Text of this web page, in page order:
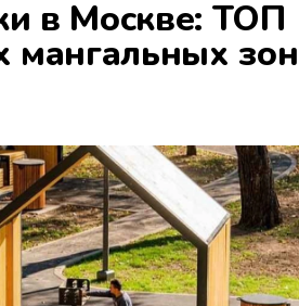
в Москве: ТОП
мангальных зон